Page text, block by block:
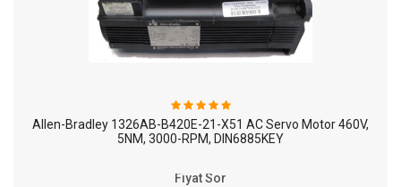
Allen-Bradley 1326AB-B420E-21-X51 AC Servo Motor 460V,
5NM, 3000-RPM, DIN6885KEY
Fiyat Sor